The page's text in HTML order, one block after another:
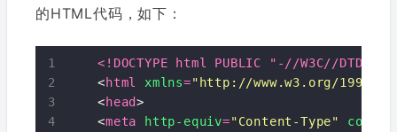
的HTML代码，如下：
<!DOCTYPE html PUBLIC "-//W3C//
    <
html xmlns="http://www.w3.org/1999/
    <
head>
    <
meta http-equiv="Content-Type"